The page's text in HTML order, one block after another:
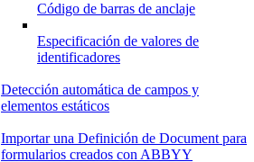
Código de barras de anclaje
Especificación de valores de
identificadores
Detección automática de campos y
elementos estáticos
Importar una Definición de Document para
formularios creados con ABBYY